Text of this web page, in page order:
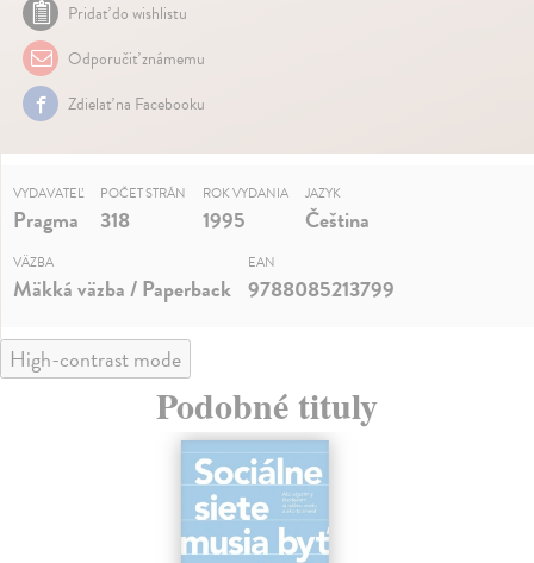
Pridať do wishlistu
Odporučiť známemu
Zdielať na Facebooku
VYDAVATEĽ
Pragma
POČET STRÁN
318
ROK VYDANIA
1995
JAZYK
Čeština
VÄZBA
Mäkká väzba / Paperback
EAN
9788085213799
High-contrast mode
Podobné tituly